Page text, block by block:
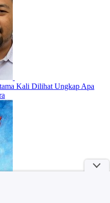
Kali Dilihat Ungkap Apa